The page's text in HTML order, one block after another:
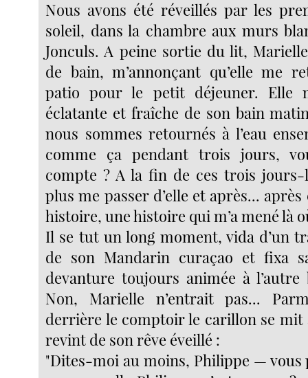
Nous avons été réveillés par les
soleil, dans la chambre aux murs
Jonculs. A peine sortie du lit,
de bain, m’annonçant qu’elle me
patio pour le petit déjeuner. Elle
éclatante et fraîche de son bain
nous sommes retournés à l’eau
comme ça pendant trois jours,
compte ? A la fin de ces trois jours-
plus me passer d’elle et après... après
histoire, une histoire qui m’a mené là
Il se tut un long moment, vida d’un
de son Mandarin curaçao et fixa
devanture toujours animée à
Non, Marielle n’entrait pas...
derrière le comptoir le carillon se
revint de son rêve éveillé :
"Dites-moi au moins, Philippe — vous